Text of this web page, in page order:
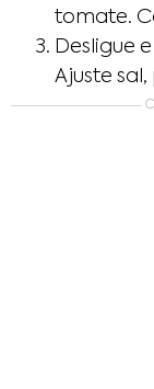
tomate.
Desligue
Ajuste